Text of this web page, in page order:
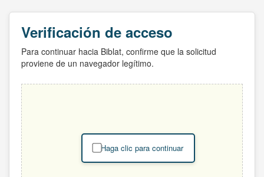
Verificación de acceso
Para continuar hacia Biblat, confirme que la solicitud
proviene de un navegador legítimo.
Haga clic para continuar